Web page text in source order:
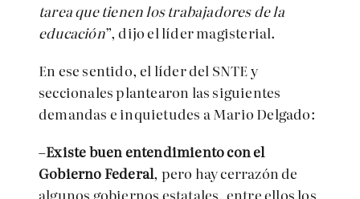
tarea que tienen los trabajadores de la
educación”, dijo el líder magisterial.
En ese sentido, el líder del SNTE y
seccionales plantearon las siguientes
demandas e inquietudes a Mario Delgado:
–Existe buen entendimiento con el
Gobierno Federal, pero hay cerrazón de
algunos gobiernos estatales, entre ellos los